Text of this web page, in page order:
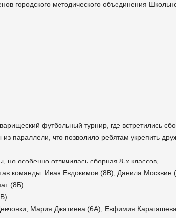
городского методического объединения
футбольный турнир, где встретились
параллели, что позволило ребятам укрепить
но особенно отличилась сборная 8-х классов,
команды: Иван Евдокимов (8В), Данила Москвин
(8Б).
Мария Джатиева (6А), Евфимия